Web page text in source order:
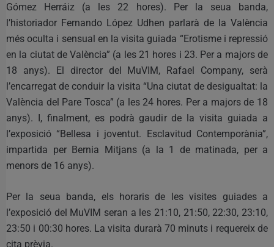
Gómez Herráiz (a les 22 hores). Per la seua banda,
l’historiador Fernando López Udhen parlarà de la València
més oculta i sensual en la visita guiada “Erotisme i repressió
en la ciutat de València” (a les 21 hores i 23. Per a majors de
18 anys). El director del MuVIM, Rafael Company, serà
l’encarregat de conduir la visita “Una ciutat de desigualtat: la
València del Pare Tosca” (a les 24 hores. Per a majors de 18
anys). I, finalment, es podrà gaudir de la visita guiada a
l’exposició “Bellesa i joventut. Esclavitud Contemporània”,
impartida per Bernia Mitjans (a la 1 de matinada, per a
menors de 16 anys).
Per la seua banda, els horaris de les visites guiades a
l’exposició del MuVIM seran a les 21:10, 21:50, 22:30, 23:10,
23:50 i 00:30 hores. La visita durarà 70 minuts i requereix de
cita prèvia.